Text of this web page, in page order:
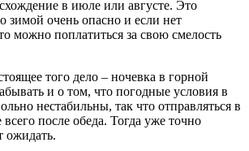
в июле или августе. Это
зимой очень опасно и если нет
можно поплатиться за свою смелость
того дело – ночевка в горной
и о том, что погодные условия в
нестабильны, так что отправляться в
после обеда. Тогда уже точно
ожидать.